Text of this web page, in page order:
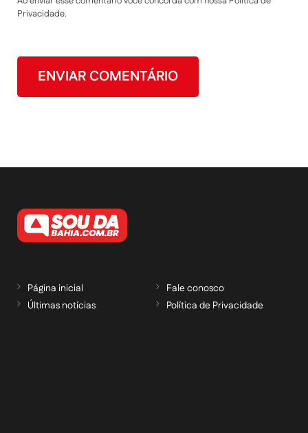
Privacidade.
Página inicial
Últimas notícias
Fale conosco
Política de Privacidade